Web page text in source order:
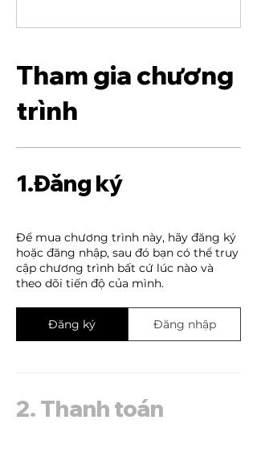
Tham gia chương
trình
1.Đăng ký
Để mua chương trình này, hãy đăng ký
hoặc đăng nhập, sau đó bạn có thể truy
cập chương trình bất cứ lúc nào và
theo dõi tiến độ của mình.
Đăng ký Đăng nhập
2. Thanh toán